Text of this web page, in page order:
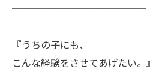
──────────────
『うちの子にも、
こんな経験をさせてあげたい。』